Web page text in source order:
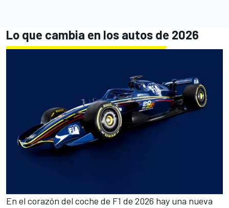
Lo que cambia en los autos de 2026
En el corazón del coche de F1 de 2026 hay una nueva